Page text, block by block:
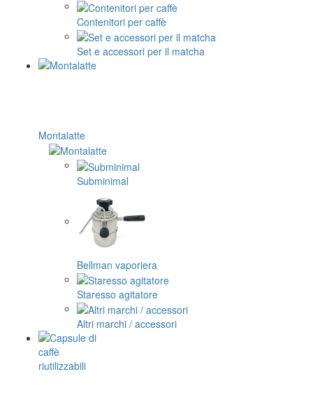
Contenitori per caffè
Set e accessori per il matcha
Montalatte
Subminimal
Bellman vaporiera
Staresso agitatore
Altri marchi / accessori